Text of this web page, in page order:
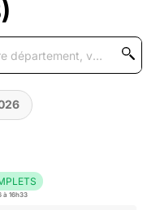
à 16h33